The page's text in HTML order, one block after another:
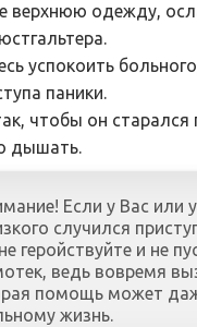
верхнюю одежду,
успокоить
паники.
чтобы он старался
дышать.
Если у Вас или
случился
геройствуйте и не
ведь вовремя
помощь может
жизнь.